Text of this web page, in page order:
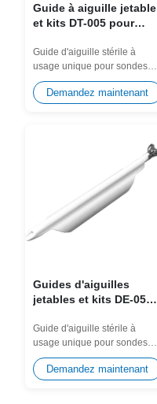
Guide à aiguille jetable
et kits DT-005 pour
sonde UST-678
Guide d'aiguille stérile à
usage unique pour sondes
Fujifilm UST-672-5/7.5, UST-
678. Conçu...
Demandez maintenant
Guides d'aiguilles
jetables et kits DE-056
EV2-11H, EC2-11H
Guide d'aiguille stérile à
usage unique pour sondes
Alpinion EV2-11H, EC2-11H.
Conçu pour...
Demandez maintenant